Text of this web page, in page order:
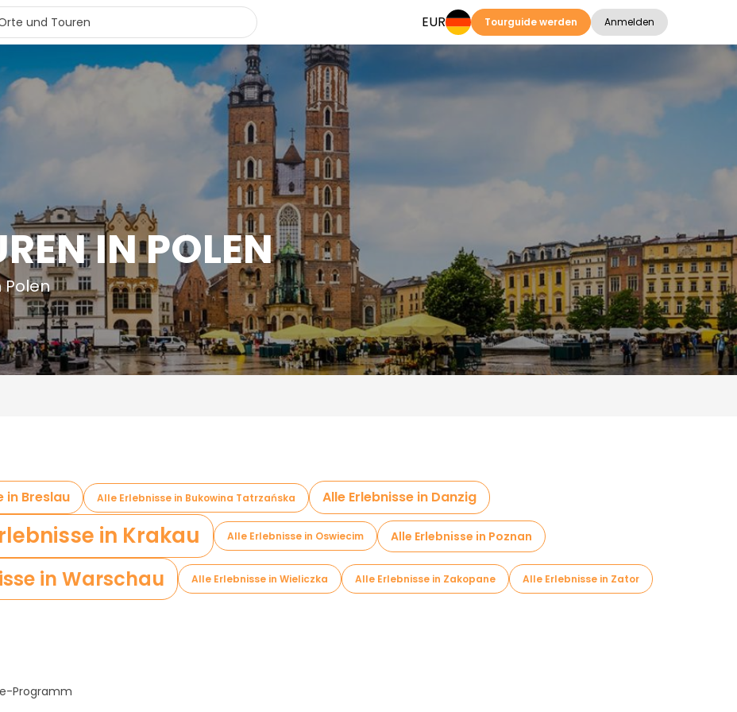
EUR Tourguide werden Anmelden
IN POLEN
Polen
in Breslau Alle Erlebnisse in Bukowina Tatrzańska Alle Erlebnisse in Danzig
in Krakau Alle Erlebnisse in Oswiecim Alle Erlebnisse in Poznan
in Warschau Alle Erlebnisse in Wieliczka Alle Erlebnisse in Zakopane Alle Erlebnisse in Zator
Programm